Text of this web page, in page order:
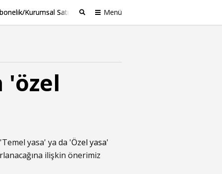
Kurumsal Satış Menü
'özel
yasa' ya da 'Özel yasa'
ilişkin önerimiz